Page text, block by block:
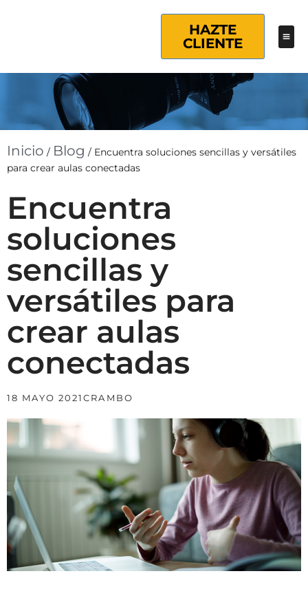
HAZTE
CLIENTE
Inicio / Blog / Encuentra soluciones sencillas y versátiles
para crear aulas conectadas
Encuentra
soluciones
sencillas y
versátiles para
crear aulas
conectadas
18 MAYO 2021CRAMBO